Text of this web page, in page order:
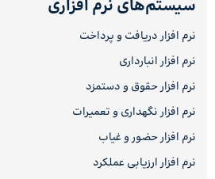
سیستم‌های نرم افزاری
نرم افزار دریافت و پرداخت
نرم افزار انبارداری
نرم افزار حقوق و دستمزد
نرم افزار نگهداری و تعمیرات
نرم افزار حضور و غیاب
نرم افزار ارزیابی عملکرد